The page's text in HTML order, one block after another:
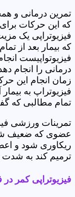
تمرین درمانی و
که این حرکات
فیزیوتراپی یک
که بیمار بعد از
فیزیوتواپیست
درمانی را انجام
زمان انجام این
فیزیوتراپ به
تمام مطالبی که
تمرینات ورزشی
عضوی که ضعیف
ریکاوری شود و
ترمیم کند به
فیزیوتراپی کمر در